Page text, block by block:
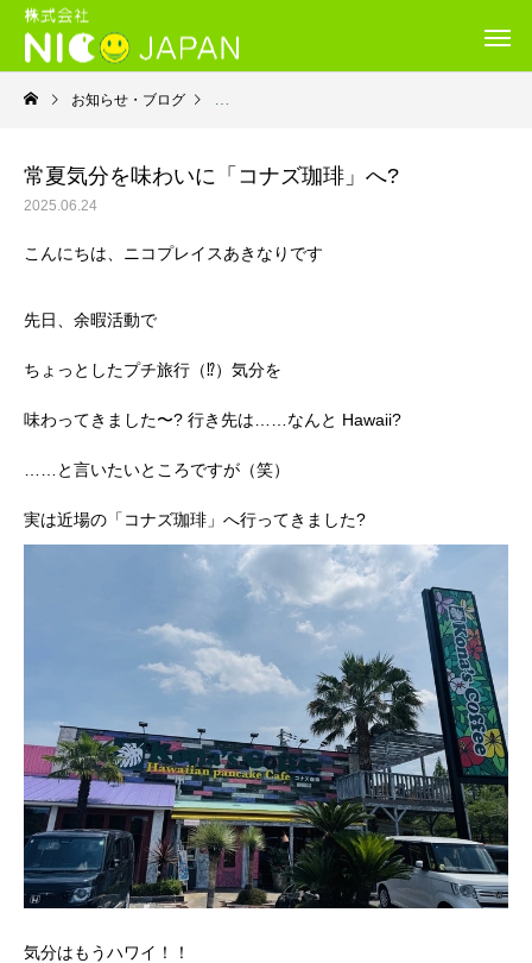
お知らせ・ブログ 就労継続支援Ｂ型・ニコプレイス
常夏気分を味わいに「コナズ珈琲」へ?
2025.06.24
こんにちは、ニコプレイスあきなりです
先日、余暇活動で
ちょっとしたプチ旅行（⁉）気分を
味わってきました〜? 行き先は……なんと Hawaii?
……と言いたいところですが（笑）
実は近場の「コナズ珈琲」へ行ってきました?
気分はもうハワイ！！